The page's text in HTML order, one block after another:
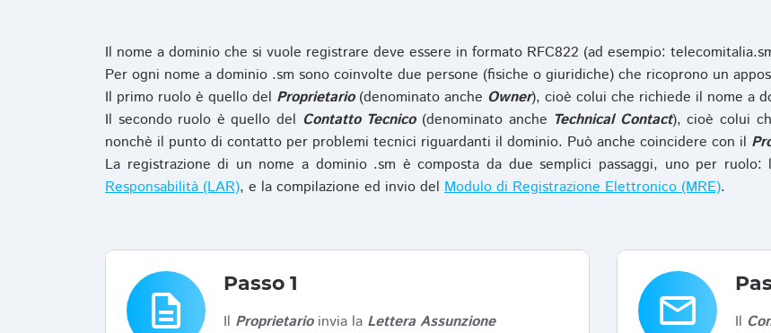
Il nome a dominio che si vuole registrare deve essere in formato RFC822 (ad esempio:
Per ogni nome a dominio .sm sono coinvolte due persone (fisiche o giuridiche) che ricoprono un
Il primo ruolo è quello del Proprietario(denominato anche Owner), cioè colui che richiede il nome a
Il secondo ruolo è quello del Contatto Tecnico(denominato anche Technical Contact), cioè colui
nonchè il punto di contatto per problemi tecnici riguardanti il dominio. Può anche coincidere con il
La registrazione di un nome a dominio .sm è composta da due semplici passaggi, uno per
Responsabilità (LAR), e la compilazione ed invio del Modulo di Registrazione Elettronico (MRE).
description
Passo 1
Il Proprietarioinvia la Lettera Assunzione
email Il